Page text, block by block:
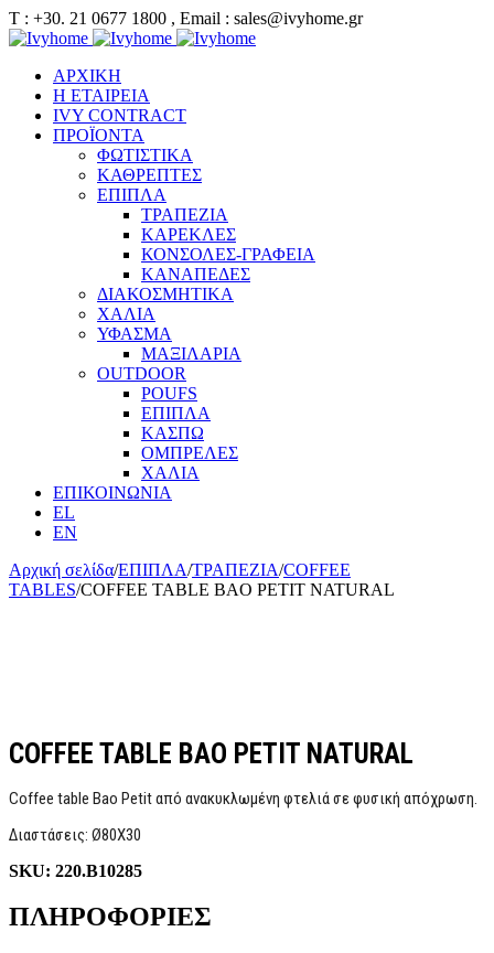
Τ : +30. 21 0677 1800 , Email : sales@ivyhome.gr
ΑΡΧΙΚΗ
Η ΕΤΑΙΡΕΙΑ
IVY CONTRACT
ΠΡΟΪΟΝΤΑ
ΦΩΤΙΣΤΙΚΑ
ΚΑΘΡΕΠΤΕΣ
ΕΠΙΠΛΑ
ΤΡΑΠΕΖΙΑ
ΚΑΡΕΚΛΕΣ
ΚΟΝΣΟΛΕΣ-ΓΡΑΦΕΙΑ
ΚΑΝΑΠΕΔΕΣ
ΔΙΑΚΟΣΜΗΤΙΚΑ
ΧΑΛΙΑ
ΥΦΑΣΜΑ
ΜΑΞΙΛΑΡΙΑ
OUTDOOR
POUFS
ΕΠΙΠΛΑ
ΚΑΣΠΩ
ΟΜΠΡΕΛΕΣ
ΧΑΛΙΑ
ΕΠΙΚΟΙΝΩΝΙΑ
EL
EN
Αρχική σελίδα/ΕΠΙΠΛΑ/ΤΡΑΠΕΖΙΑ/COFFEE
TABLES/COFFEE TABLE BAO PETIT NATURAL
COFFEE TABLE BAO PETIT NATURAL
Coffee table Bao Petit από ανακυκλωμένη φτελιά σε φυσική απόχρωση.
Διαστάσεις: Ø80Χ30
SKU: 220.B10285
ΠΛΗΡΟΦΟΡΙΕΣ